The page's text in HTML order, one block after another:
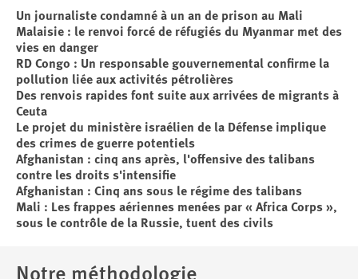
Un journaliste condamné à un an de prison au Mali
Malaisie : le renvoi forcé de réfugiés du Myanmar met des
vies en danger
RD Congo : Un responsable gouvernemental confirme la
pollution liée aux activités pétrolières
Des renvois rapides font suite aux arrivées de migrants à
Ceuta
Le projet du ministère israélien de la Défense implique
des crimes de guerre potentiels
Afghanistan : cinq ans après, l'offensive des talibans
contre les droits s'intensifie
Afghanistan : Cinq ans sous le régime des talibans
Mali : Les frappes aériennes menées par « Africa Corps »,
sous le contrôle de la Russie, tuent des civils
Notre méthodologie